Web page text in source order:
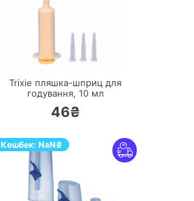
ПЕРЕЙТИ
Trixie пляшка-шприц для
годування, 10 мл
46₴
Кешбек: NaN₴